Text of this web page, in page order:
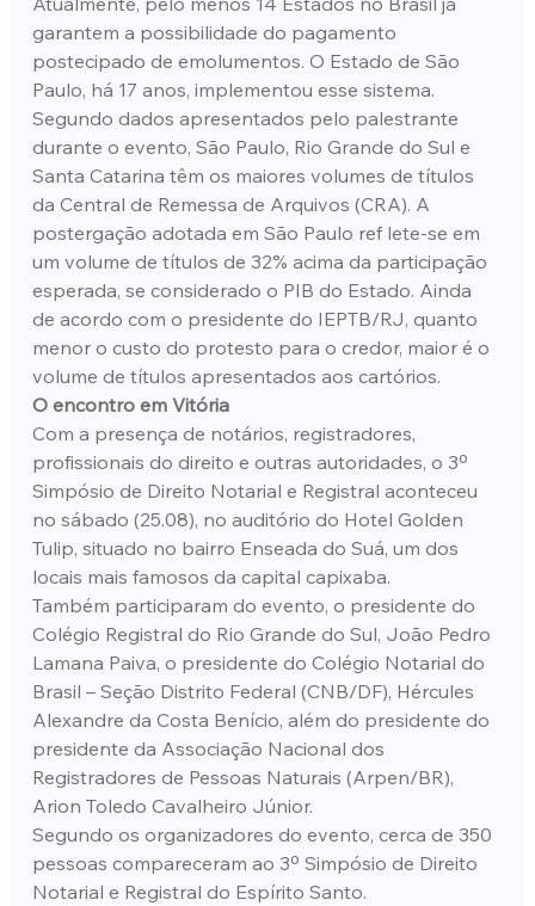
garantem a possibilidade do pagamento
postecipado de emolumentos. O Estado de São
Paulo, há 17 anos, implementou esse sistema.
Segundo dados apresentados pelo palestrante
durante o evento, São Paulo, Rio Grande do Sul e
Santa Catarina têm os maiores volumes de títulos
da Central de Remessa de Arquivos (CRA). A
postergação adotada em São Paulo ref lete-se em
um volume de títulos de 32% acima da participação
esperada, se considerado o PIB do Estado. Ainda
de acordo com o presidente do IEPTB/RJ, quanto
menor o custo do protesto para o credor, maior é o
volume de títulos apresentados aos cartórios.
O encontro em Vitória
Com a presença de notários, registradores,
profissionais do direito e outras autoridades, o 3º
Simpósio de Direito Notarial e Registral aconteceu
no sábado (25.08), no auditório do Hotel Golden
Tulip, situado no bairro Enseada do Suá, um dos
locais mais famosos da capital capixaba.
Também participaram do evento, o presidente do
Colégio Registral do Rio Grande do Sul, João Pedro
Lamana Paiva, o presidente do Colégio Notarial do
Brasil – Seção Distrito Federal (CNB/DF), Hércules
Alexandre da Costa Benício, além do presidente do
presidente da Associação Nacional dos
Registradores de Pessoas Naturais (Arpen/BR),
Arion Toledo Cavalheiro Júnior.
Segundo os organizadores do evento, cerca de 350
pessoas compareceram ao 3º Simpósio de Direito
Notarial e Registral do Espírito Santo.